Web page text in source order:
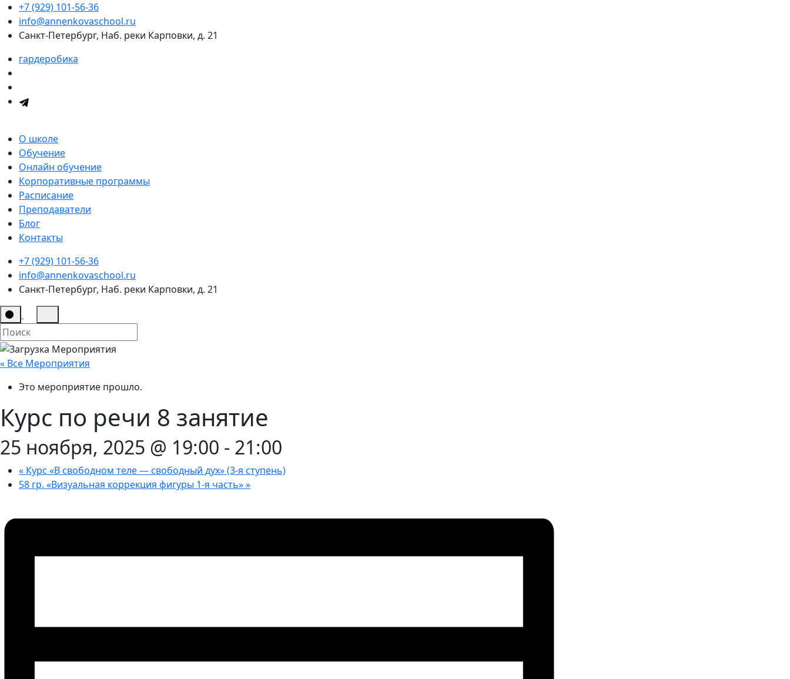
+7 (929) 101-56-36
info@annenkovaschool.ru
Санкт-Петербург, Наб. реки Карповки, д. 21
гардеробика
О школе
Обучение
Онлайн обучение
Корпоративные программы
Расписание
Преподаватели
Блог
Контакты
+7 (929) 101-56-36
info@annenkovaschool.ru
Санкт-Петербург, Наб. реки Карповки, д. 21
« Все Мероприятия
Это мероприятие прошло.
Курс по речи 8 занятие
25 ноября, 2025 @ 19:00 - 21:00
« Курс «В свободном теле — свободный дух» (3-я ступень)
58 гр. «Визуальная коррекция фигуры 1-я часть»»